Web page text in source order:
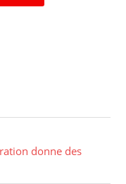
donne des